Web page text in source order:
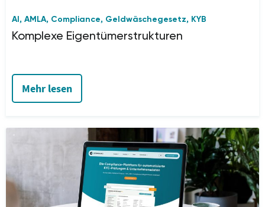
AI , AMLA, Compliance, Geldwäschegesetz, KYB
Komplexe Eigentümerstrukturen
Mehr lesen